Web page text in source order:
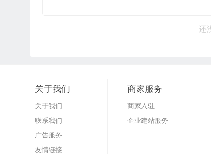
还
关于我们
关于我们
联系我们
广告服务
友情链接
商家服务
商家入驻
企业建站服务